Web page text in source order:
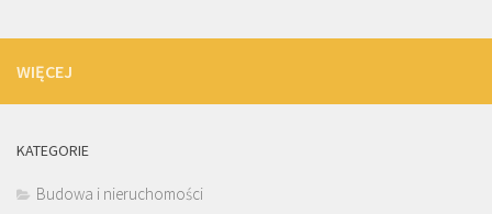
WIĘCEJ
KATEGORIE
Budowa i nieruchomości